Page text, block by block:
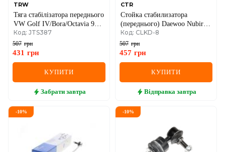
TRW
Тяга стабілізатора переднього
VW Golf IV/Bora/Octavia 96-
11 (метал)
Код: JTS387
507 грн
431 грн
КУПИТИ
Забрати завтра
CTR
Стойка стабилизатора
(переднього) Daewoo Nubira
97-
Код: CLKD-8
507 грн
457 грн
КУПИТИ
Відправка завтра
-10% -10%